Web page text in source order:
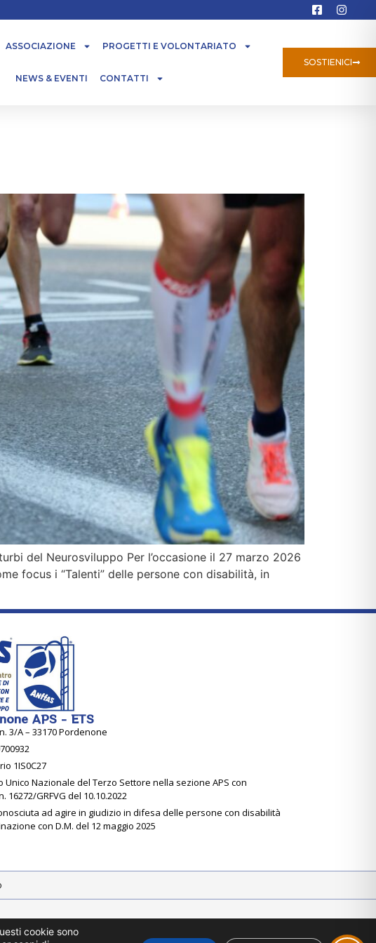
ASSOCIAZIONE PROGETTI E VOLONTARIATO
NEWS & EVENTI CONTATTI
SOSTIENICI
del Neurosviluppo Per l’occasione il 27 marzo 2026
focus i “Talenti” delle persone con disabilità, in
APS - ETS
3/A – 33170 Pordenone
1IS0C27
Unico Nazionale del Terzo Settore nella sezione APS con
GRFVG del 10.10.2022
ad agire in giudizio in difesa delle persone con disabilità
con D.M. del 12 maggio 2025
cookie sono